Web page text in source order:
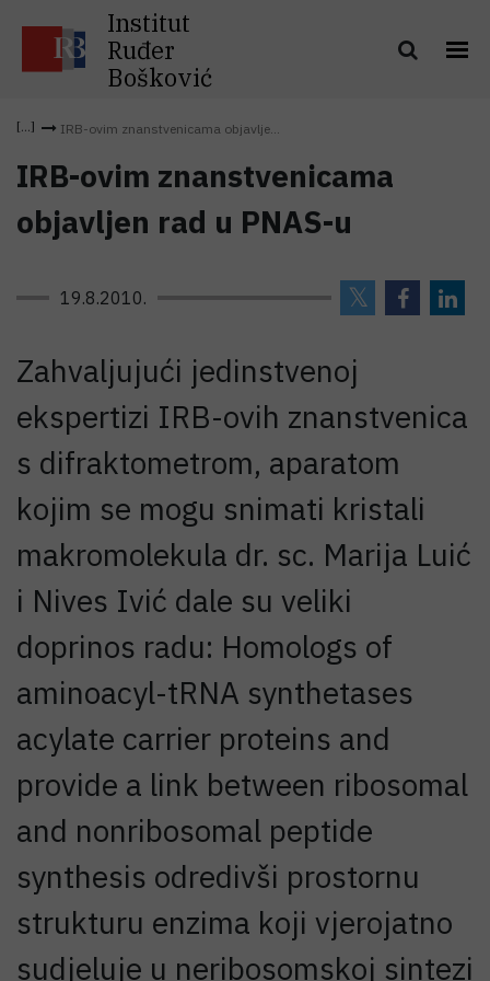
Institut
Ruđer
Bošković
IRB-ovim znanstvenicama objavlje...
IRB-ovim znanstvenicama
objavljen rad u PNAS-u
19.8.2010.
Zahvaljujući jedinstvenoj
ekspertizi IRB-ovih znanstvenica
s difraktometrom, aparatom
kojim se mogu snimati kristali
makromolekula dr. sc. Marija Luić
i Nives Ivić dale su veliki
doprinos radu: Homologs of
aminoacyl-tRNA synthetases
acylate carrier proteins and
provide a link between ribosomal
and nonribosomal peptide
synthesis odredivši prostornu
strukturu enzima koji vjerojatno
sudjeluje u neribosomskoj sintezi